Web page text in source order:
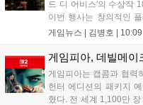
극대화할 계획이다....
드 디 어비스'의 수상작
이번 행사는 창의적인
수상자들에게는 펄어비
인공 클리프의 여정을 담
게임뉴스 | 김병호 | 10:09
게임피아, 데빌메이
게임피아는 캡콤과 협력
헌터 에디션의 패키지
혔다. 전 세계 1,100만